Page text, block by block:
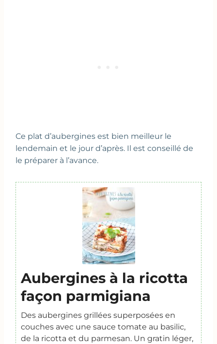
Ce plat d’aubergines est bien meilleur le
lendemain et le jour d’après. Il est conseillé de
le préparer à l’avance.
Aubergines à la ricotta
façon parmigiana
Des aubergines grillées superposées en
couches avec une sauce tomate au basilic,
de la ricotta et du parmesan. Un gratin léger,